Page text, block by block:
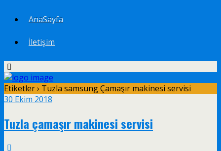
AnaSayfa
İletişim
Etiketler › Tuzla samsung Çamaşır makinesi servisi
30 Ekim 2018
Tuzla çamaşır makinesi servisi